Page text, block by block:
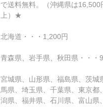
で送料無料。（沖縄県は16,500
上）★
北海道・・・1,200円
青森県、岩手県、秋田県・・・
宮城県、山形県、福島県、茨城
馬県、埼玉県、千葉県、東京都
潟県、福井県、石川県、富山県